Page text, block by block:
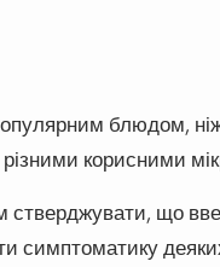
блюдом, ніж
корисними
стверджувати, що
симптоматику